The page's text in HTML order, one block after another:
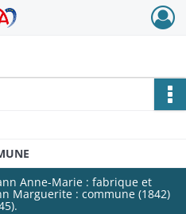
- Colmar
Anne-Marie : fabrique et
Marguerite : commune (1842)